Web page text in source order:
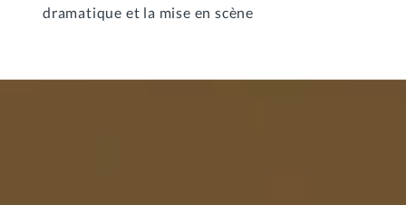
dramatique et la mise en scène